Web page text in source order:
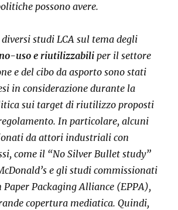
possono avere.
diversi studi LCA sul tema degli
uso e riutilizzabiliper il settore
e del cibo da asporto sono stati
in considerazione durante la
sui target di riutilizzo proposti
In particolare, alcuni
da attori industriali con
come il “No Silver Bullet study”
e gli studi commissionati
Paper Packaging Alliance (EPPA),
copertura mediatica. Quindi,